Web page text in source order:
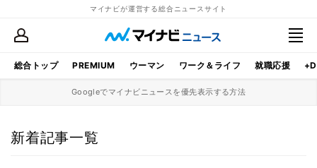
マイナビが運営する総合ニュースサイト
総合トップ PREMIUM ウーマン ワーク＆ライフ 就職応援
Googleでマイナビニュースを優先表示する方法
新着記事一覧